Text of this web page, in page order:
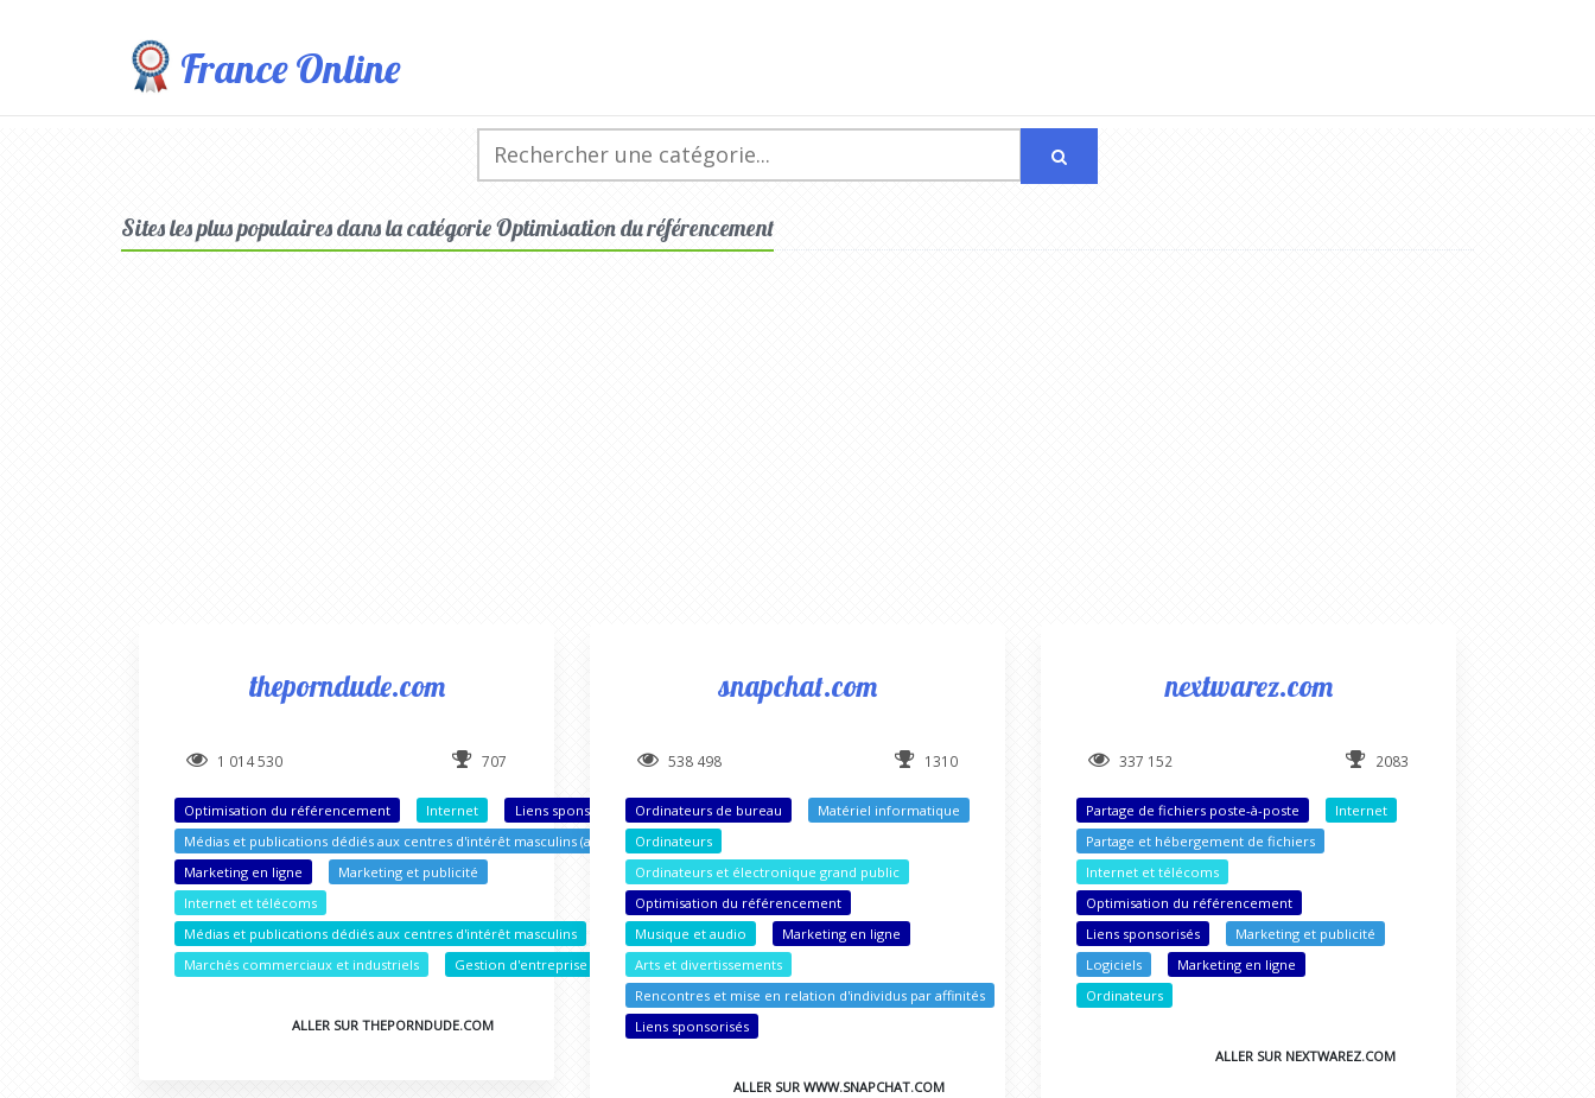
France Online
Sites les plus populaires dans la catégorie Optimisation du référencement
theporndude.com
1 014 530 707
Optimisation du référencement Internet
Liens sponsorisés
Médias et publications dédiés aux centres d'intérêt masculins (adultes)
Marketing en ligne
Marketing et publicité
Internet et télécoms
Médias et publications dédiés aux centres d'intérêt masculins
Marchés commerciaux et industriels
Gestion d'entreprise
ALLER SUR THEPORNDUDE.COM
snapchat.com
538 498 1310
Ordinateurs de bureau
Matériel informatique
Ordinateurs
Ordinateurs et électronique grand public
Optimisation du référencement
Musique et audio
Marketing en ligne
Arts et divertissements
Rencontres et mise en relation d'individus par affinités
Liens sponsorisés
ALLER SUR WWW.SNAPCHAT.COM
nextwarez.com
337 152 2083
Partage de fichiers poste-à-poste
Internet
Partage et hébergement de fichiers
Internet et télécoms
Optimisation du référencement
Liens sponsorisés
Marketing et publicité
Logiciels
Marketing en ligne
Ordinateurs
ALLER SUR NEXTWAREZ.COM